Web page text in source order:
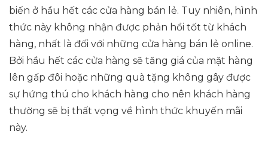
biến ở hầu hết các cửa hàng bán lẻ. Tuy nhiên, hình
thức này không nhận được phản hồi tốt từ khách
hàng, nhất là đối với những cửa hàng bán lẻ online.
Bởi hầu hết các cửa hàng sẽ tăng giá của mặt hàng
lên gấp đôi hoặc những quà tặng không gây được
sự hứng thú cho khách hàng cho nên khách hàng
thường sẽ bị thất vọng về hình thức khuyến mãi
này.